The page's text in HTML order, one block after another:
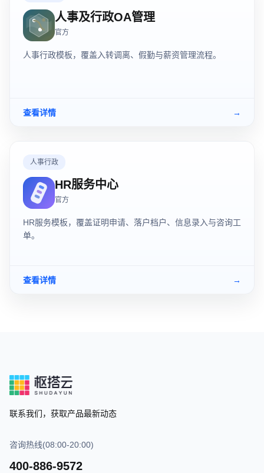
人事及行政OA管理
官方
人事行政模板，覆盖入转调离、假勤与薪资管理流程。
查看详情 →
人事行政
HR服务中心
官方
HR服务模板，覆盖证明申请、落户档户、信息录入与咨询工
单。
查看详情 →
联系我们，获取产品最新动态
咨询热线(08:00-20:00)
400-886-9572